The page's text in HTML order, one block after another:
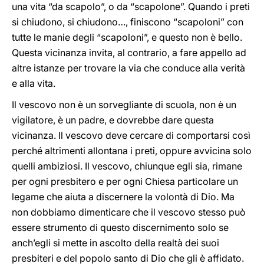
una vita “da scapolo”, o da “scapolone”. Quando i preti
si chiudono, si chiudono…, finiscono “scapoloni” con
tutte le manie degli “scapoloni”, e questo non è bello.
Questa vicinanza invita, al contrario, a fare appello ad
altre istanze per trovare la via che conduce alla verità
e alla vita.
Il vescovo non è un sorvegliante di scuola, non è un
vigilatore, è un padre, e dovrebbe dare questa
vicinanza. Il vescovo deve cercare di comportarsi così
perché altrimenti allontana i preti, oppure avvicina solo
quelli ambiziosi. Il vescovo, chiunque egli sia, rimane
per ogni presbitero e per ogni Chiesa particolare un
legame che aiuta a discernere la volontà di Dio. Ma
non dobbiamo dimenticare che il vescovo stesso può
essere strumento di questo discernimento solo se
anch’egli si mette in ascolto della realtà dei suoi
presbiteri e del popolo santo di Dio che gli è affidato.